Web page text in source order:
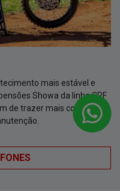
mais estável e
Showa da linha CRF
de trazer mais conforto, a